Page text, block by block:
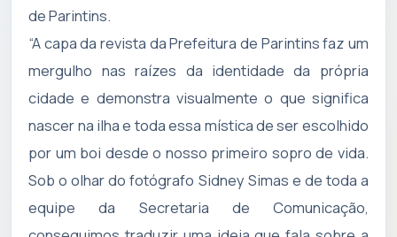
de Parintins.
“A capa da revista da Prefeitura de Parintins faz um
mergulho nas raízes da identidade da própria
cidade e demonstra visualmente o que significa
nascer na ilha e toda essa mística de ser escolhido
por um boi desde o nosso primeiro sopro de vida.
Sob o olhar do fotógrafo Sidney Simas e de toda a
equipe da Secretaria de Comunicação,